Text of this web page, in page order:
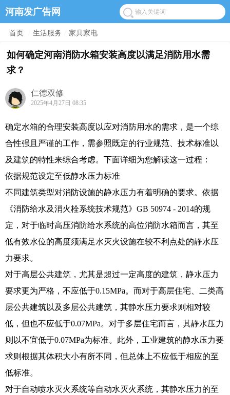
河南发广告网
首页 生活服务 家具家电
如何确定河南消防水箱安装高度以满足消防用水需
求？
仁德双修
2025年4月27日 08:35
确定水箱的合理安装高度以应对消防用水的需求，是一个综
合性强且严谨的工作，需参照既定的行业规范、技术标准以
及建筑的特性来综合考虑。下面详细为您解读这一过程：
依据规范设定至低静水压力标准
不同建筑类型对消防设施的静水压力有着明确的要求。依据
《消防给水及消火栓系统技术规范》GB 50974 - 2014的规
定，对于临时高压消防给水系统的高位消防水箱而言，其至
低有效水位的高度须满足水灭火设施在较不利点处的静水压
力要求。
对于高层公共建筑，尤其是超过一定高度的建筑，静水压力
要求更为严格，不应低于0.15MPa。而对于高层住宅、二类高
层公共建筑以及多层公共建筑，其静水压力要求则相对较
低，但也不应低于0.07MPa。对于多层住宅而言，其静水压力
则以不宜低于0.07MPa为标准。此外，工业建筑的静水压力要
求则根据其体积大小有所不同，但总体上不应低于相应的至
低标准。
对于自动喷水灭火系统等自动水灭火系统，其静水压力的至